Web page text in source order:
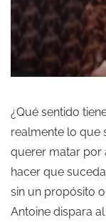
¿Qué sentido
realmente lo que
querer matar por
hacer que
sin un propósito
Antoine dispara